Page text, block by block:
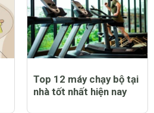
Top 12 máy chạy bộ tại
nhà tốt nhất hiện nay